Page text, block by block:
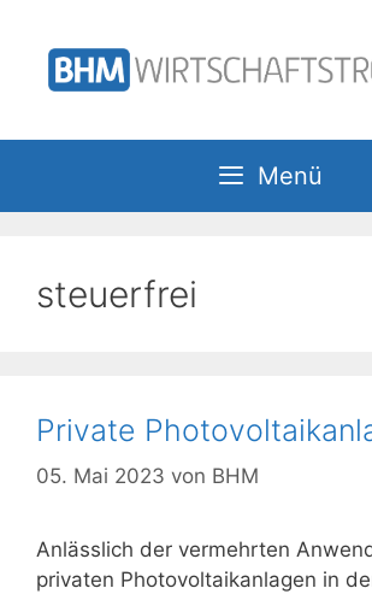
Inhalt
springen
Menü
steuerfrei
Private
05. Mai 2023 von BHM
Anlässlich der vermehrten
privaten Photovoltaikanlagen in